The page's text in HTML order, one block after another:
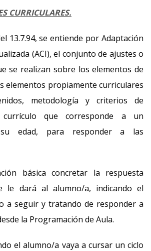
CURRICULARES.
13.7.94, se entiende por Adaptación
(ACI), el conjunto de ajustes o
se realizan sobre los elementos de
elementos propiamente curriculares
metodología y criterios de
currículo que corresponde a un
edad, para responder a las
básica concretar la respuesta
le dará al alumno/a, indicando el
a seguir y tratando de responder a
la Programación de Aula.
el alumno/a vaya a cursar un ciclo